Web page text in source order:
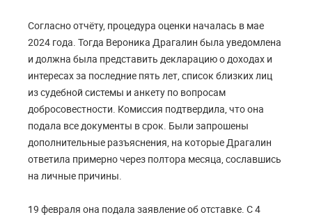
Согласно отчёту, процедура оценки началась в мае
2024 года. Тогда Вероника Драгалин была уведомлена
и должна была представить декларацию о доходах и
интересах за последние пять лет, список близких лиц
из судебной системы и анкету по вопросам
добросовестности. Комиссия подтвердила, что она
подала все документы в срок. Были запрошены
дополнительные разъяснения, на которые Драгалин
ответила примерно через полтора месяца, сославшись
на личные причины.
19 февраля она подала заявление об отставке. С 4